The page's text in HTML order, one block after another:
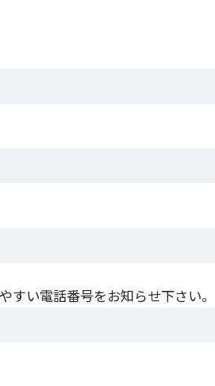
い電話番号をお知らせ下さい。